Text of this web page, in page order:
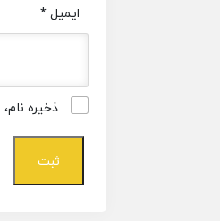
ایمیل*
ذخیره